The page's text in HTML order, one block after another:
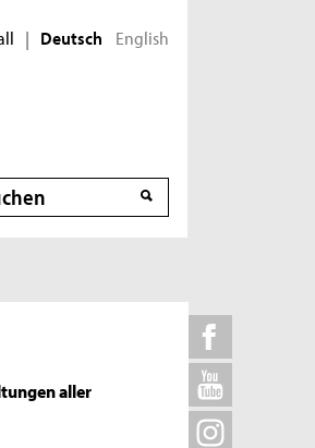
| Deutsch English
aller